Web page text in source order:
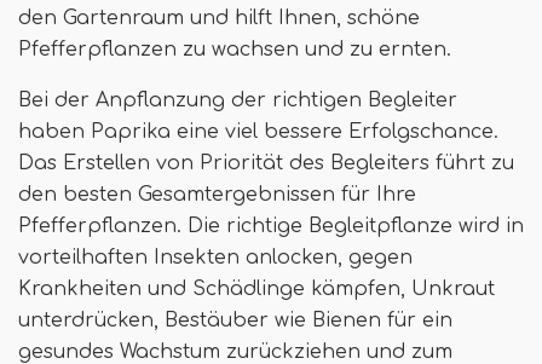
den Gartenraum und hilft Ihnen, schöne
Pfefferpflanzen zu wachsen und zu ernten.
Bei der Anpflanzung der richtigen Begleiter
haben Paprika eine viel bessere Erfolgschance.
Das Erstellen von Priorität des Begleiters führt zu
den besten Gesamtergebnissen für Ihre
Pfefferpflanzen. Die richtige Begleitpflanze wird in
vorteilhaften Insekten anlocken, gegen
Krankheiten und Schädlinge kämpfen, Unkraut
unterdrücken, Bestäuber wie Bienen für ein
gesundes Wachstum zurückziehen und zum